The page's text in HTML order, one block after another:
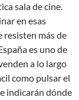
sala de cine.
en esas
resisten más de
es uno de
a lo largo
como pulsar el
indicarán dónde